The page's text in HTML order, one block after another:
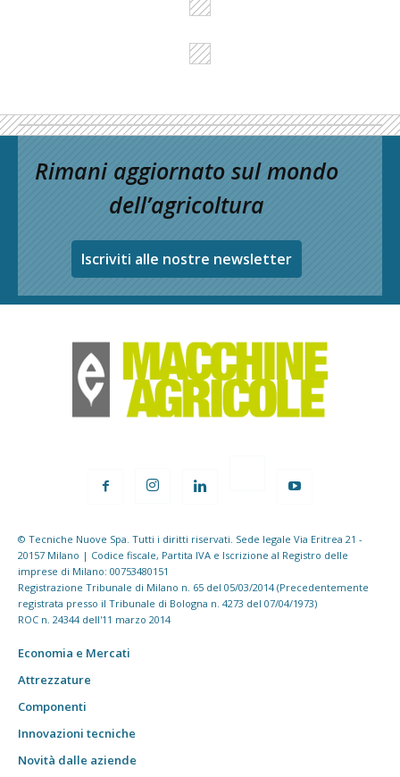
Rimani aggiornato sul mondo
dell’agricoltura
Iscriviti alle nostre newsletter
© Tecniche Nuove Spa. Tutti i diritti riservati. Sede legale Via Eritrea 21 -
20157 Milano | Codice fiscale, Partita IVA e Iscrizione al Registro delle
imprese di Milano: 00753480151
Registrazione Tribunale di Milano n. 65 del 05/03/2014 (Precedentemente
registrata presso il Tribunale di Bologna n. 4273 del 07/04/1973)
ROC n. 24344 dell'11 marzo 2014
Economia e Mercati
Attrezzature
Componenti
Innovazioni tecniche
Novità dalle aziende